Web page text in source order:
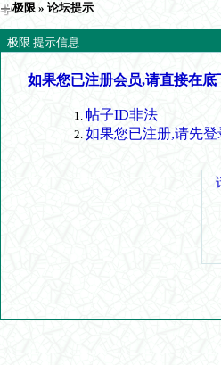
极限 » 论坛提示
极限 提示信息
如果您已注册会员,请直接在
帖子ID非法
如果您已注册,请先